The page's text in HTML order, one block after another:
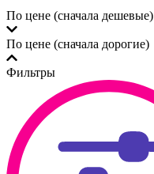
По цене (сначала дешевые)
По цене (сначала дорогие)
Фильтры